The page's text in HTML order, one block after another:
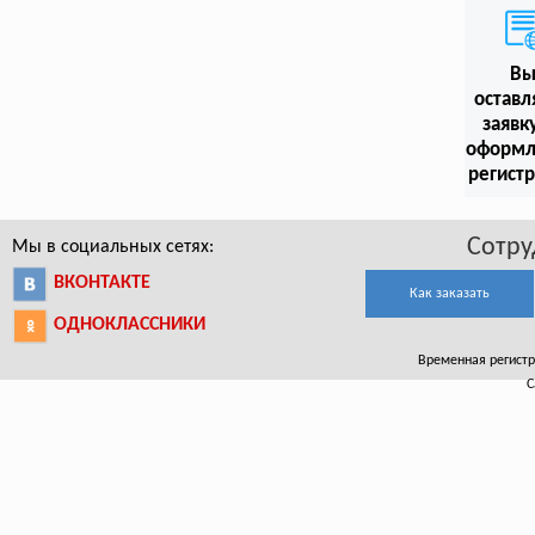
Вы
Мы в социальных сетях:
ВКОНТАКТЕ
ОДНОКЛАССНИКИ
Как заказать
Временная